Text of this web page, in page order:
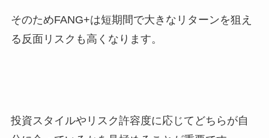
そのためFANG+は短期間で大きなリターンを狙え
る反面リスクも高くなります。
投資スタイルやリスク許容度に応じてどちらが自